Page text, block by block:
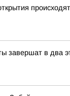
завершат в два